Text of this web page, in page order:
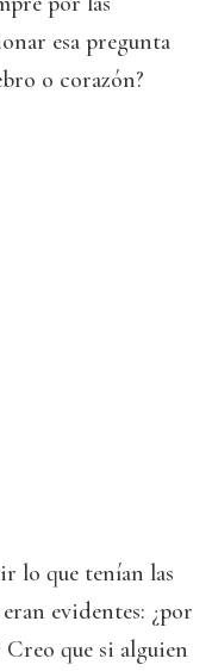
esa pregunta
o corazón?
lo que tenían las
evidentes: ¿por
Creo que si alguien